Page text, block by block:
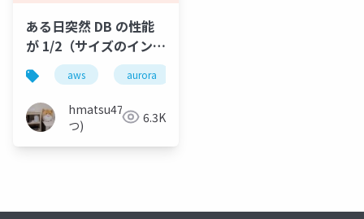
ある日突然 DB の性能
が 1/2（サイズのインス
タンス相当）になった
話
aws aurora
hmatsu47(ま
つ)
6.3K